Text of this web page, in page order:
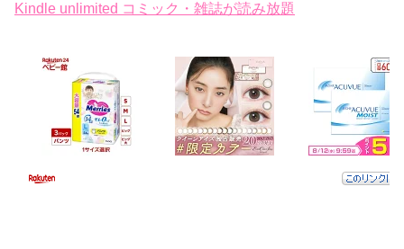
Kindle unlimited コミック・雑誌が読み放題